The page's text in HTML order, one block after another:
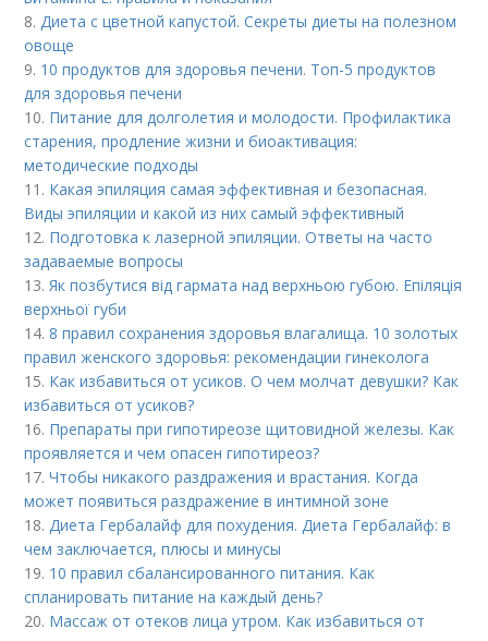
8.Диета с цветной капустой. Секреты диеты на полезном
овоще
9. 10 продуктов для здоровья печени. Топ-5 продуктов
для здоровья печени
10. Питание для долголетия и молодости. Профилактика
старения, продление жизни и биоактивация:
методические подходы
11. Какая эпиляция самая эффективная и безопасная.
Виды эпиляции и какой из них самый эффективный
12. Подготовка к лазерной эпиляции. Ответы на часто
задаваемые вопросы
13.Як позбутися від гармата над верхньою губою. Епіляція
верхньої губи
14.8 правил сохранения здоровья влагалища. 10 золотых
правил женского здоровья: рекомендации гинеколога
15. Как избавиться от усиков. О чем молчат девушки? Как
избавиться от усиков?
16. Препараты при гипотиреозе щитовидной железы. Как
проявляется и чем опасен гипотиреоз?
17.Чтобы никакого раздражения и врастания. Когда
может появиться раздражение в интимной зоне
18.Диета Гербалайф для похудения. Диета Гербалайф: в
чем заключается, плюсы и минусы
19. 10 правил сбалансированного питания. Как
спланировать питание на каждый день?
20. Массаж от отеков лица утром. Как избавиться от